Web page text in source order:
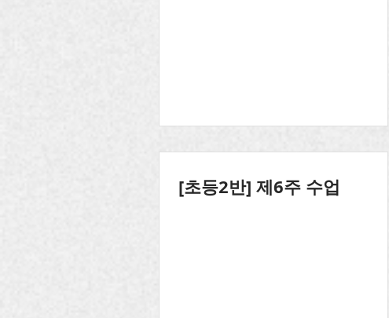
[초등2반] 제6주 수업